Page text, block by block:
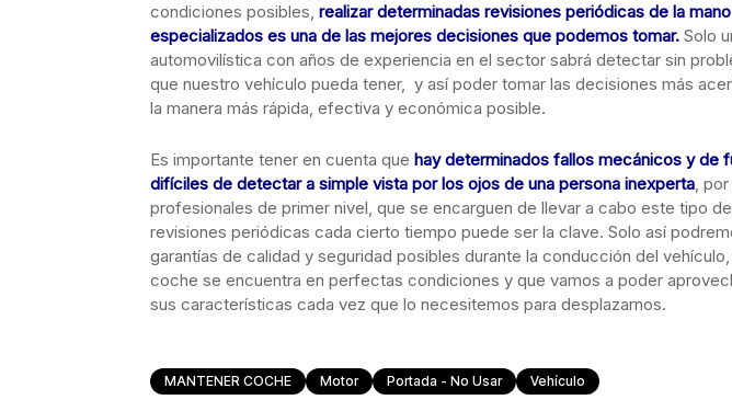
condiciones posibles, realizar determinadas revisiones periódicas de la
especializados es una de las mejores decisiones que podemos tomar. Solo
automovilística con años de experiencia en el sector sabrá detectar sin
que nuestro vehículo pueda tener, y así poder tomar las decisiones más
la manera más rápida, efectiva y económica posible.
Es importante tener en cuenta que hay determinados fallos mecánicos y de
difíciles de detectar a simple vista por los ojos de una persona inexperta,
profesionales de primer nivel, que se encarguen de llevar a cabo este tipo
revisiones periódicas cada cierto tiempo puede ser la clave. Solo así
garantías de calidad y seguridad posibles durante la conducción del
coche se encuentra en perfectas condiciones y que vamos a poder
sus características cada vez que lo necesitemos para desplazarnos.
MANTENER COCHE Motor Portada - No Usar Vehículo